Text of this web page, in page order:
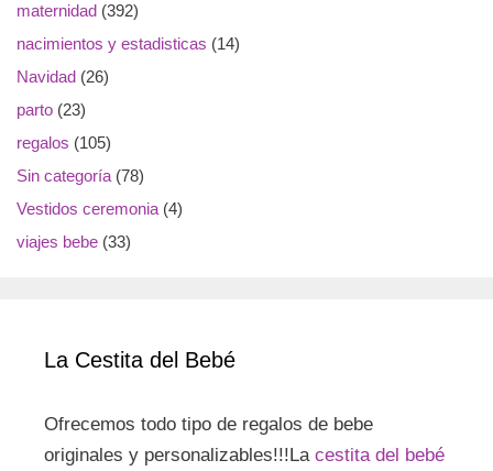
maternidad (392)
nacimientos y estadisticas (14)
Navidad (26)
parto (23)
regalos (105)
Sin categoría (78)
Vestidos ceremonia (4)
viajes bebe (33)
La Cestita del Bebé
Ofrecemos todo tipo de regalos de bebe
originales y personalizables!!!La cestita del bebé